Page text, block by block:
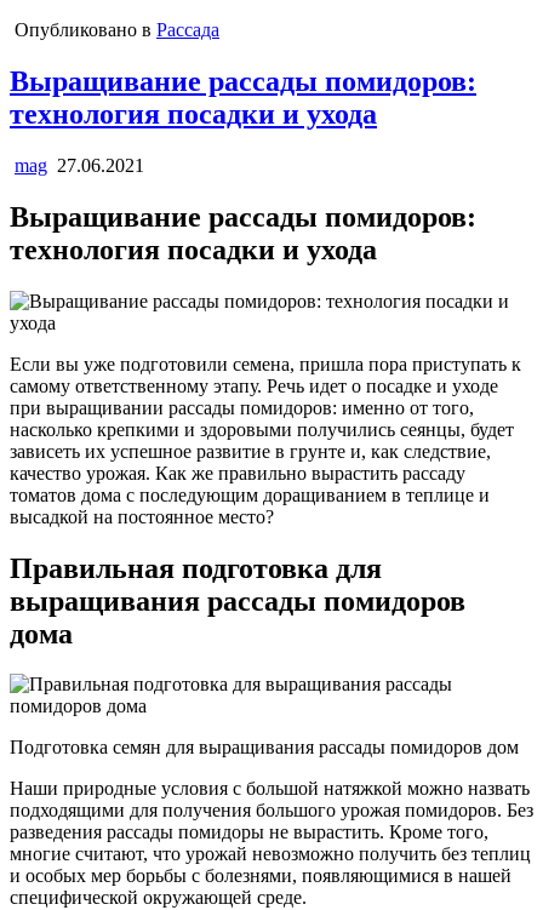
Опубликовано в Рассада
Выращивание рассады помидоров:
технология посадки и ухода
mag 27.06.2021
Выращивание рассады помидоров:
технология посадки и ухода
Если вы уже подготовили семена, пришла пора приступать к
самому ответственному этапу. Речь идет о посадке и уходе
при выращивании рассады помидоров: именно от того,
насколько крепкими и здоровыми получились сеянцы, будет
зависеть их успешное развитие в грунте и, как следствие,
качество урожая. Как же правильно вырастить рассаду
томатов дома с последующим доращиванием в теплице и
высадкой на постоянное место?
Правильная подготовка для
выращивания рассады помидоров
дома
Подготовка семян для выращивания рассады помидоров дом
Наши природные условия с большой натяжкой можно назвать
подходящими для получения большого урожая помидоров. Без
разведения рассады помидоры не вырастить. Кроме того,
многие считают, что урожай невозможно получить без теплиц
и особых мер борьбы с болезнями, появляющимися в нашей
специфической окружающей среде.